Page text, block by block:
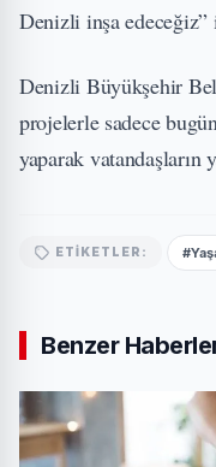
Denizli inşa
Denizli Büyükşehir
projelerle sadece
yaparak vatandaşların
ETIKETLER:
Benzer